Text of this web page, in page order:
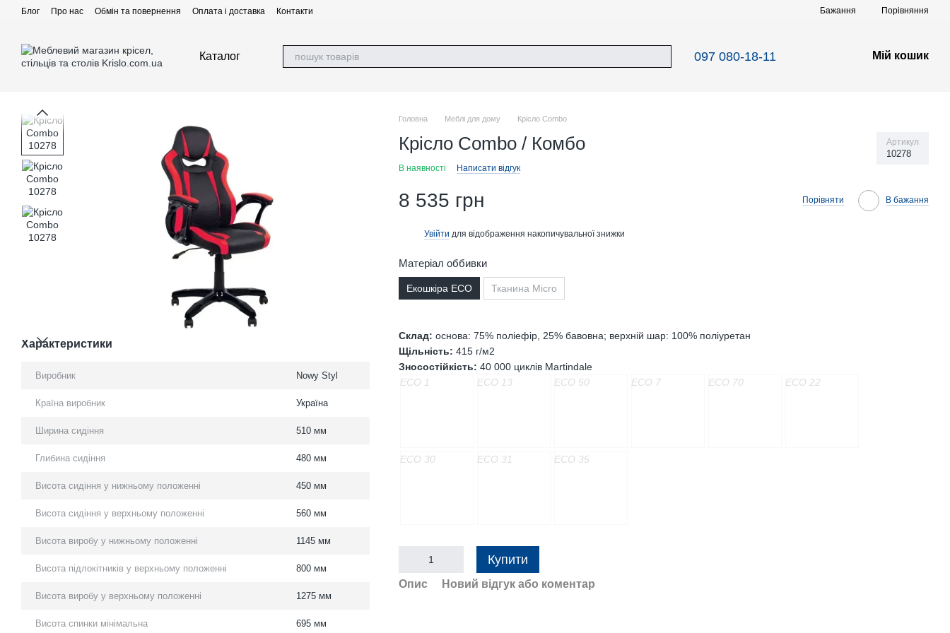
Перейти до основного контенту
Блог Про нас Обмін та повернення Оплата і доставка Контакти Бажання Порівняння
Каталог 097 080-18-11 Мій кошик
Характеристики
Виробник Nowy Styl
Країна виробник Україна
Ширина сидіння 510 мм
Глибина сидіння 480 мм
Висота сидіння у нижньому положенні 450 мм
Висота сидіння у верхньому положенні 560 мм
Висота виробу у нижньому положенні 1145 мм
Висота підлокітників у верхньому положенні 800 мм
Висота виробу у верхньому положенні 1275 мм
Висота спинки мінімальна 695 мм
Головна Меблі для дому Крісло Combo
Крісло Combo / Комбо Артикул
10278
В наявності Написати відгук
8 535 грн Порівняти В бажання
Увійти для відображення накопичувальної знижки
Матеріал оббивки
Екошкіра ECO Тканина Micro
Склад: основа: 75% поліефір, 25% бавовна; верхній шар: 100% поліуретан
Щільність: 415 г/м2
Зносостійкість: 40 000 циклів Martindale
ECO 1
ECO 13 ECO 50 ECO 7 ECO 70 ECO 22
ECO 30 ECO 31 ECO 35
Купити
Опис Новий відгук або коментар